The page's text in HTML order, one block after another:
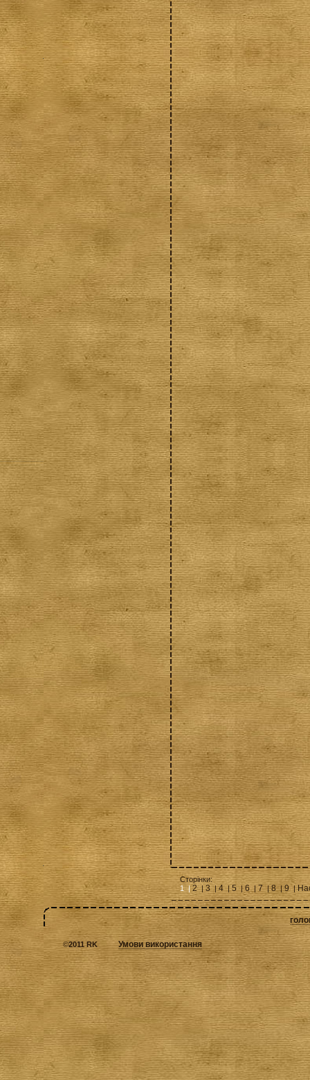
Сторінки:
1 | 2| 3|4 |5 |6 | 7|8|9|
©2011 RK Умови використання